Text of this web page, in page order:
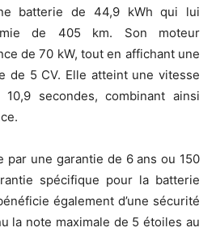
batterie de 44,9 kWh qui lui
de 405 km. Son moteur
de 70 kW, tout en affichant une
de 5 CV. Elle atteint une vitesse
secondes, combinant ainsi
par une garantie de 6 ans ou 150
spécifique pour la batterie
également d’une sécurité
la note maximale de 5 étoiles au